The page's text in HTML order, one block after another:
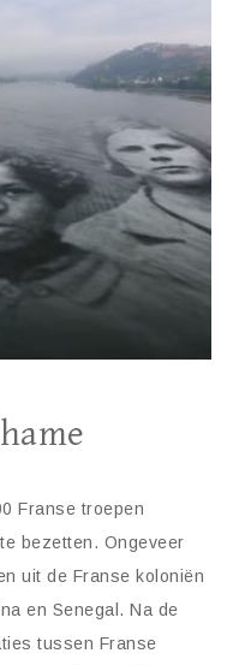
Franse troepen
bezetten. Ongeveer
uit de Franse koloniën
en Senegal. Na de
tussen Franse